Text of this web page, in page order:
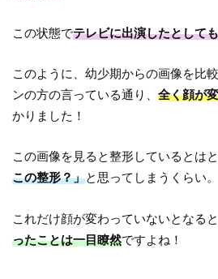
この状態でテレビに出演したとして
このように、幼少期からの画像を比
ンの方の言っている通り、全く顔が
かりました！
この画像を見ると整形しているとは
この整形？」と思ってしまうくらい。
これだけ顔が変わっていないとなる
ったことは一目瞭然ですよね！